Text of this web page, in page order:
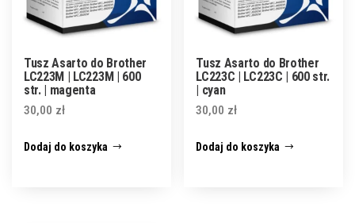
Tusz Asarto do Brother
LC223M | LC223M | 600
str. | magenta
30,00 zł
Dodaj do koszyka
Tusz Asarto do Brother
LC223C | LC223C | 600 str.
| cyan
30,00 zł
Dodaj do koszyka